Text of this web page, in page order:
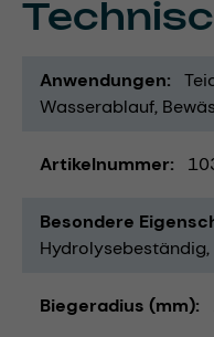
Anwendungen
Wasserablauf
Artikelnummer
Besondere
Hydrolysebeständig
Biegeradius (mm)